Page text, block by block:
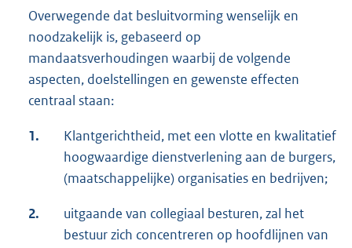
Overwegende dat besluitvorming wenselijk en
noodzakelijk is, gebaseerd op
mandaatsverhoudingen waarbij de volgende
aspecten, doelstellingen en gewenste effecten
centraal staan:
1.
Klantgerichtheid, met een vlotte en kwalitatief
hoogwaardige dienstverlening aan de burgers,
(maatschappelijke) organisaties en bedrijven;
2.
uitgaande van collegiaal besturen, zal het
bestuur zich concentreren op hoofdlijnen van